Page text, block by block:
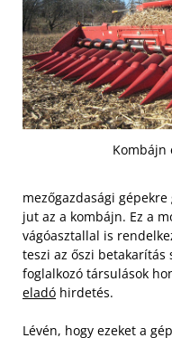
Kombájn
mezőgazdasági
jut az a kombájn. Ez a
vágóasztallal is
teszi az őszi betakarítás
foglalkozó társulások
eladó hirdetés.
Lévén, hogy ezeket a